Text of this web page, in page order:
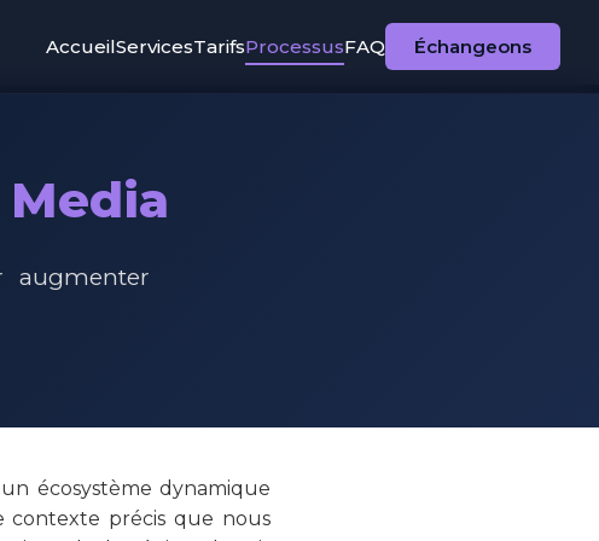
AccueilServicesTarifsProcessusFAQ Échangeons
augmenter
écosystème dynamique
contexte précis que nous